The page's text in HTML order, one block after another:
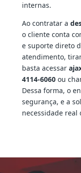
internas.
Ao contratar a
o cliente conta
e suporte direto
atendimento,
basta acessar
4114-6060ou
Dessa forma, o
segurança, e a
necessidade real